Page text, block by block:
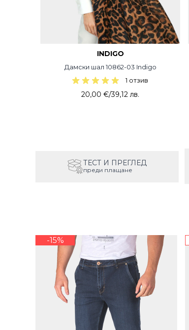
INDIGO
Дамски шал 10862-03 Indigo
1 отзив
20,00 €/39,12 лв.
ТЕСТ И ПРЕГЛЕД
преди плащане
-15%